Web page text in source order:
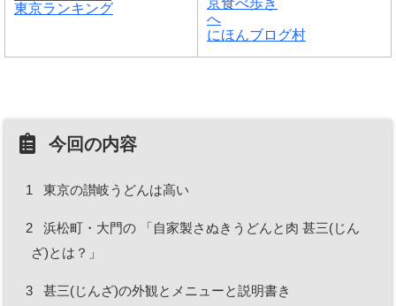
東京ランキング
にほんブログ村
今回の内容
1 東京の讃岐うどんは高い
2
浜松町・大門の 「自家製さぬきうどんと肉 甚三(じん
ざ)とは？」
3 甚三(じんざ)の外観とメニューと説明書き